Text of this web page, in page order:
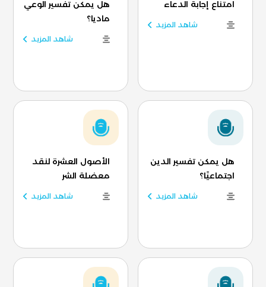
امتناع إجابة الدعاء
شاهد المزيد
هل يمكن تفسير الوعي
ماديا؟
شاهد المزيد
هل يمكن تفسير الدين
اجتماعيًا؟
شاهد المزيد
الأصول العشرة لنقد
معضلة الشر
شاهد المزيد